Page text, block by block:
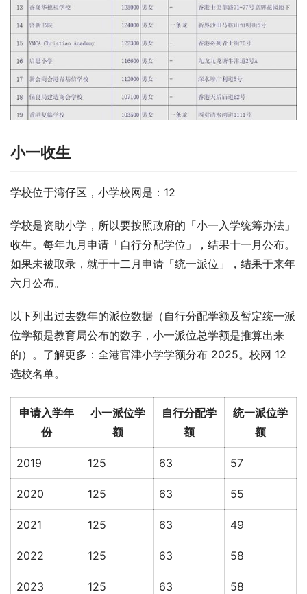
小一收生
学校位于湾仔区，小学校网是：12
学校是资助小学，所以要按照政府的「小一入学统筹办法」
收生。每年九月申请「自行分配学位」，结果十一月公布。
如果未被取录，就于十二月申请「统一派位」，结果于来年
六月公布。
以下列出过去数年的派位数据（自行分配学额及暂定统一派
位学额是教育局公布的数字，小一派位总学额是推算出来
的）。了解更多：全港官津小学学额分布 2025。校网 12
选校名单。
申请入学年
份
小一派位学
额
自行分配学
额
统一派位学
额
2019 125 63 57
2020 125 63 55
2021 125 63 49
2022 125 63 58
2023 125 63 58